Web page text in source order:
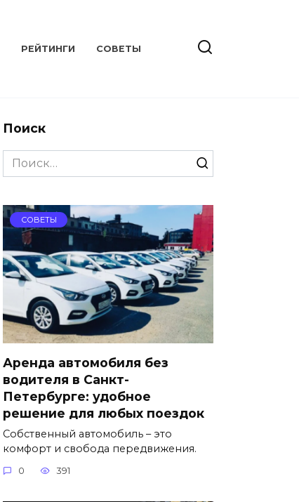
РЕЙТИНГИ СОВЕТЫ
Поиск
Search
for:
СОВЕТЫ
Аренда автомобиля без
водителя в Санкт-
Петербурге: удобное
решение для любых поездок
Собственный автомобиль – это
комфорт и свобода передвижения.
0 391